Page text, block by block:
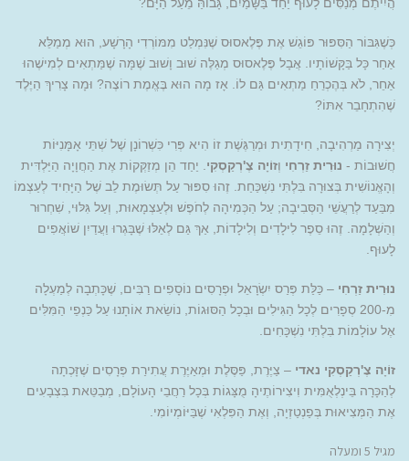
הֲיִיתֶם מְנַסִּים לָעוּף יַחַד בַּשָּׁמַיִם, גָּבוֹהַּ מֵעַל הַיָּם?
כְּשֶׁגִּבּוֹר הַסִּפּוּר פּוֹגֵשׁ אֶת פֶּלֶאסוּס שֶׁנִּמְלַט מִמּוֹרְדִי הָרָשָׁע, הוּא מְמַלֵּא
אַחַר כָּל בַּקָּשׁוֹתָיו. אֲבָל פֶּלֶאסוּס מְגַלֶּה שׁוּב וָשׁוּב שֶׁמָּה שֶׁמַּתְאִים לְמִישֶׁהוּ
אַחֵר, לֹא בְּהֶכְרֵחַ מַתְאִים גַּם לוֹ. אָז מָה הוּא בֶּאֱמֶת רוֹצֶה? וּמָה צָרִיךְ הַיֶּלֶד
שֶׁהִתְחָבֵר אִתּוֹ?
יְצִירָה מַרְהִיבָה, חִידָתִית וּמְרַגֶּשֶׁת זוֹ הִיא פְּרִי כִּשְׁרוֹנָן שֶׁל שְׁתֵּי אָמָּנִיּוֹת
חֲשׁוּבוֹת - נוּרִית זַרְחִי וְזוֹיָה צֶ'רְקַסְקִי. יַחַד הֵן מְזַקְּקוֹת אֶת הַחֲוָיָה הַיַּלְדִּית
וְהָאֱנוֹשִׁית בְּצוּרָה בִּלְתִּי נִשְׁכַּחַת. זֶהוּ סִפּוּר עַל תְּשׂוּמֶת לֵב שֶׁל הַיָּחִיד לְעַצְמוֹ
מִבַּעַד לְרַעֲשֵׁי הַסְּבִיבָה; עַל הַכְּמִיהָה לְחֹפֶשׁ וּלְעַצְמָאוּת, וְעַל גִּלּוּי, שִׁחְרוּר
וְהַשְׁלָמָה. זֶהוּ סֵפֶר לִילָדִים וְלִילָדוֹת, אַךְ גַּם לְאֵלּוּ שֶׁבָּגְרוּ וַעֲדַיִן שׁוֹאֲפִים
לָעוּף.
נוּרִית זַרְחִי – כַּלַּת פְּרַס יִשְׂרָאֵל וּפְרָסִים נוֹסָפִים רַבִּים, שֶׁכָּתְבָה לְמַעְלָה
מִ-200 סְפָרִים לְכָל הַגִּילִים וּבְכָל הַסּוּגוֹת, נוֹשֵׂאת אוֹתָנוּ עַל כַּנְפֵי הַמִּלִּים
אֶל עוֹלָמוֹת בִּלְתִּי נִשְׁכָּחִים.
זוֹיָה צֶ'רְקַסְקִי נאדי – צַיֶּרֶת, פַּסֶּלֶת וּמְאַיֶּרֶת עֲתִירַת פְּרָסִים שֶׁזָּכְתָה
לְהַכָּרָה בֵּינְלְאֻמִּית וִיצִירוֹתֶיהָ מֻצָּגוֹת בְּכָל רַחֲבֵי הָעוֹלָם, מְבַטֵּאת בִּצְבָעִים
אֶת הַמְּצִיאוּת בְּפַנְטַזְיָה, וְאֶת הַפִּלְאִי שֶׁבַּיּוֹמְיוֹמִי.
מגיל 5 ומעלה